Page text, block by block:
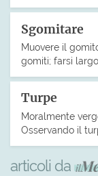
Sgomitare
Muovere il
gomiti; farsi
Turpe
Moralmente
Osservando il
articoli da